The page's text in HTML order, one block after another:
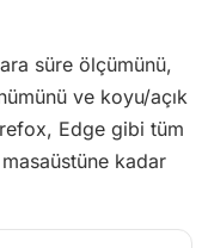
süre ölçümünü,
ve koyu/açık
Edge gibi tüm
kadar